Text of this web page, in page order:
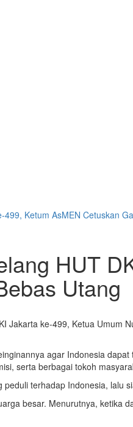
Ketum AsMEN Cetuskan
HUT
Utang
Jakarta ke-499, Ketua
agar Indonesia
serta berbagai tokoh
terhadap Indonesia, lalu
besar. Menurutnya,